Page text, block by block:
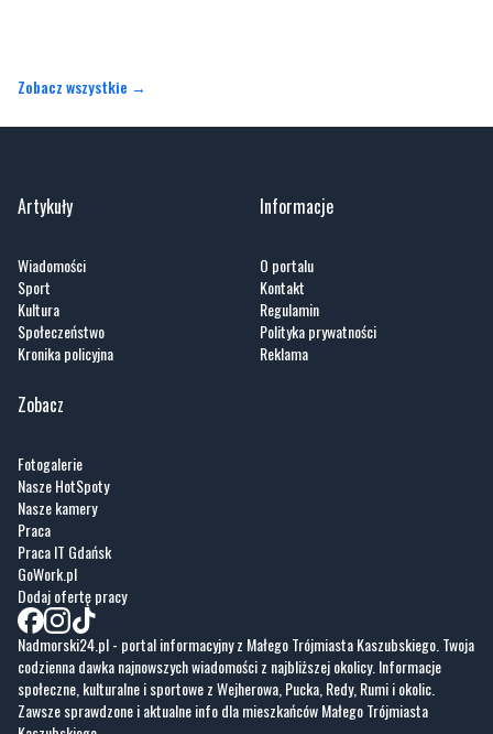
Zobacz wszystkie →
Artykuły
Wiadomości
Sport
Kultura
Społeczeństwo
Kronika policyjna
Informacje
O portalu
Kontakt
Regulamin
Polityka prywatności
Reklama
Zobacz
Fotogalerie
Nasze HotSpoty
Nasze kamery
Praca
Praca IT Gdańsk
GoWork.pl
Dodaj ofertę pracy
Nadmorski24.pl - portal informacyjny z Małego Trójmiasta Kaszubskiego. Twoja
codzienna dawka najnowszych wiadomości z najbliższej okolicy. Informacje
społeczne, kulturalne i sportowe z Wejherowa, Pucka, Redy, Rumi i okolic.
Zawsze sprawdzone i aktualne info dla mieszkańców Małego Trójmiasta